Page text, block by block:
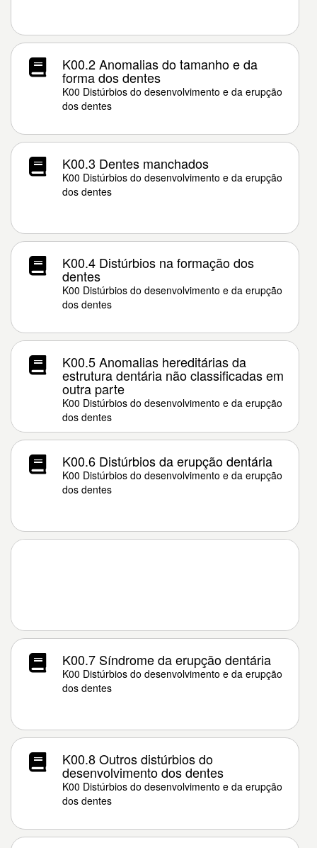
K00.2 Anomalias do tamanho e da
forma dos dentes
K00 Distúrbios do desenvolvimento e da erupção
dos dentes
K00.3 Dentes manchados
K00 Distúrbios do desenvolvimento e da erupção
dos dentes
K00.4 Distúrbios na formação dos
dentes
K00 Distúrbios do desenvolvimento e da erupção
dos dentes
K00.5 Anomalias hereditárias da
estrutura dentária não classificadas em
outra parte
K00 Distúrbios do desenvolvimento e da erupção
dos dentes
K00.6 Distúrbios da erupção dentária
K00 Distúrbios do desenvolvimento e da erupção
dos dentes
K00.7 Síndrome da erupção dentária
K00 Distúrbios do desenvolvimento e da erupção
dos dentes
K00.8 Outros distúrbios do
desenvolvimento dos dentes
K00 Distúrbios do desenvolvimento e da erupção
dos dentes